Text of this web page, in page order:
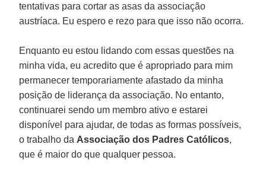
tentativas para cortar as asas da associação
austríaca. Eu espero e rezo para que isso não ocorra.
Enquanto eu estou lidando com essas questões na
minha vida, eu acredito que é apropriado para mim
permanecer temporariamente afastado da minha
posição de liderança da associação. No entanto,
continuarei sendo um membro ativo e estarei
disponível para ajudar, de todas as formas possíveis,
o trabalho da Associação dos Padres Católicos,
que é maior do que qualquer pessoa.